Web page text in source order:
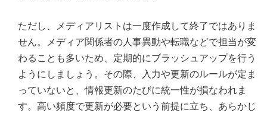
ただし、メディアリストは一度作成して終了ではありま
せん。メディア関係者の人事異動や転職などで担当が変
わることも多いため、定期的にブラッシュアップを行う
ようにしましょう。その際、入力や更新のルールが定ま
っていないと、情報更新のたびに統一性が損なわれま
す。高い頻度で更新が必要という前提に立ち、あらかじ